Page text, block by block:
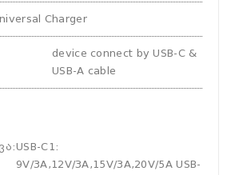
Charger
device connect by USB-C &
USB-A cable
:USB-C1:
9V/3A,12V/3A,15V/3A,20V/5A USB-